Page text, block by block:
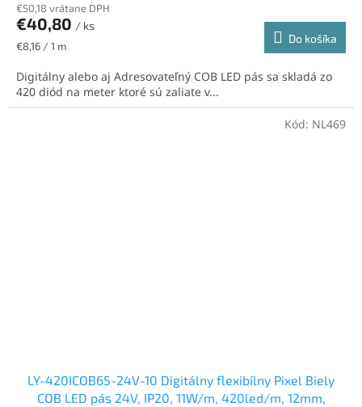
€50,18 vrátane DPH
€40,80 / ks
Jednotková
€8,16 / 1 m
Do košíka
Digitálny alebo aj Adresovateľný COB LED pás sa skladá zo
420 diód na meter ktoré sú zaliate v...
LY-420ICOB65-24V-10 Digitálny flexibílny Pixel Biely
COB LED pás 24V, IP20, 11W/m, 420led/m, 12mm,
Kód: NL469